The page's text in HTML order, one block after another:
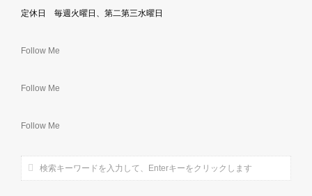
定休日 毎週火曜日、第二第三水曜日
Follow Me
Follow Me
Follow Me